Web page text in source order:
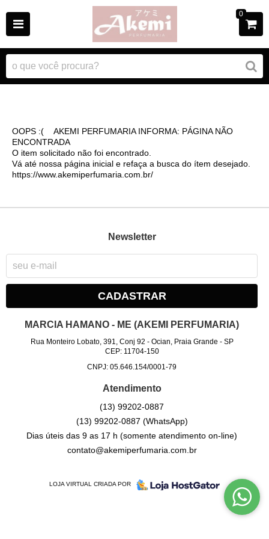
0
OOPS :( AKEMI PERFUMARIA INFORMA: PÁGINA NÃO
ENCONTRADA
O item solicitado não foi encontrado.
Vá até nossa página inicial e refaça a busca do ítem desejado.
https://www.akemiperfumaria.com.br/
Newsletter
CADASTRAR
MARCIA HAMANO - ME (AKEMI PERFUMARIA)
Rua Monteiro Lobato, 391, Conj 92 - Ocian, Praia Grande - SP
CEP: 11704-150
CNPJ: 05.646.154/0001-79
Atendimento
(13) 99202-0887
(13) 99202-0887 (WhatsApp)
Dias úteis das 9 as 17 h (somente atendimento on-line)
contato@akemiperfumaria.com.br
LOJA VIRTUAL CRIADA POR